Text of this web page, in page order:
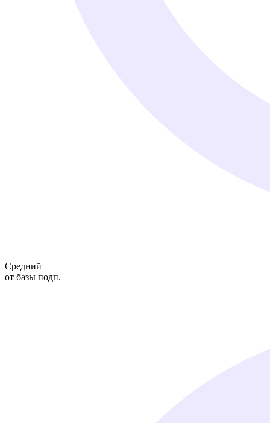
Средний
от базы подп.